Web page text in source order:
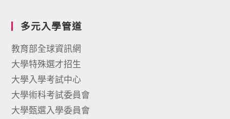
多元入學管道
教育部全球資訊網
大學特殊選才招生
大學入學考試中心
大學術科考試委員會
大學甄選入學委員會